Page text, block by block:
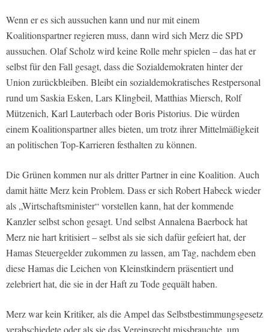
Wenn er es sich aussuchen kann und nur mit einem
Koalitionspartner regieren muss, dann wird sich Merz die SPD
aussuchen. Olaf Scholz wird keine Rolle mehr spielen – das hat er
selbst für den Fall gesagt, dass die Sozialdemokraten hinter der
Union zurückbleiben. Bleibt ein sozialdemokratisches Restpersonal
rund um Saskia Esken, Lars Klingbeil, Matthias Miersch, Rolf
Mützenich, Karl Lauterbach oder Boris Pistorius. Die würden
einem Koalitionspartner alles bieten, um trotz ihrer Mittelmäßigkeit
an politischen Top-Karrieren festhalten zu können.
Die Grünen kommen nur als dritter Partner in eine Koalition. Auch
damit hätte Merz kein Problem. Dass er sich Robert Habeck wieder
als „Wirtschaftsminister“ vorstellen kann, hat der kommende
Kanzler selbst schon gesagt. Und selbst Annalena Baerbock hat
Merz nie hart kritisiert – selbst als sie sich dafür gefeiert hat, der
Hamas Steuergelder zukommen zu lassen, am Tag, nachdem eben
diese Hamas die Leichen von Kleinstkindern präsentiert und
zelebriert hat, die sie in der Haft zu Tode gequält haben.
Merz war kein Kritiker, als die Ampel das Selbstbestimmungsgesetz
verabschiedete oder als sie das Vereinsrecht missbrauchte, um